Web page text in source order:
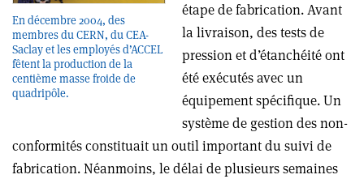
En décembre 2004, des
membres du CERN, du CEA-
Saclay et les employés d’ACCEL
fêtent la production de la
centième masse froide de
quadripôle.
étape de fabrication. Avant
la livraison, des tests de
pression et d’étanchéité ont
été exécutés avec un
équipement spécifique. Un
système de gestion des non-
conformités constituait un outil important du suivi de
fabrication. Néanmoins, le délai de plusieurs semaines